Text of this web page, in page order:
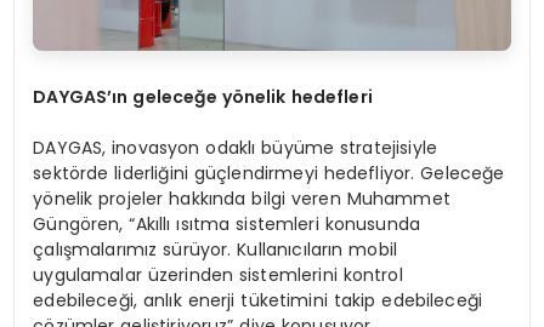
DAYGAS’ın geleceğe yönelik hedefleri
DAYGAS, inovasyon odaklı büyüme stratejisiyle
sektörde liderliğini güçlendirmeyi hedefliyor. Geleceğe
yönelik projeler hakkında bilgi veren Muhammet
Güngören, “Akıllı ısıtma sistemleri konusunda
çalışmalarımız sürüyor. Kullanıcıların mobil
uygulamalar üzerinden sistemlerini kontrol
edebileceği, anlık enerji tüketimini takip edebileceği